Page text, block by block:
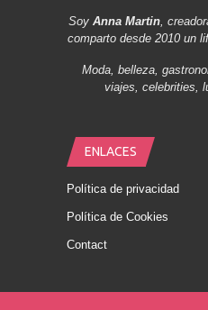
Soy Anna Martin,
comparto desde 2010 un
Moda, belleza,
viajes, celebrities,
ENLACES
Política de privacidad
Política de Cookies
Contact